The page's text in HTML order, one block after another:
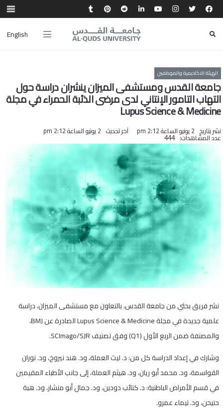
English
الهيئة الاكاديمية والموظفين
جامعة القدس ومستشفى الميزان ينشران دراسة حول
التهاب التامور الإنتاني لدى مرضى الذئبة الحمراء في مجلة
Lupus Science & Medicine
نشر بتاريخ 2 يونيو الساعة 2:12 pm آخر تحديث 2 يونيو الساعة 2:12 pm
عدد المشاهدات: 444
نشر فريق بحثي من جامعة القدس، بالتعاون مع مستشفى الميزان، دراسة
علمية جديدة في مجلة Lupus Science & Medicine الصادرة عن BMJ،
والمصنفة ضمن الربع الأول (Q1) وفق تصنيف SCImago/SJR.
وشارك في إعداد الدراسة كل من: د. ليث العملة، ود. هند نيروخ، ود. نوران
القواسمة، ود. محمد أبو ريان، ود. هيثم العملة، إلى جانب الأطباء المقيمين
في قسم الأمراض الباطنية: د. كتائب دودين، ود. جمال أبو منشار، ود. هبة
حنيحن، ود. تيماء عمرو.